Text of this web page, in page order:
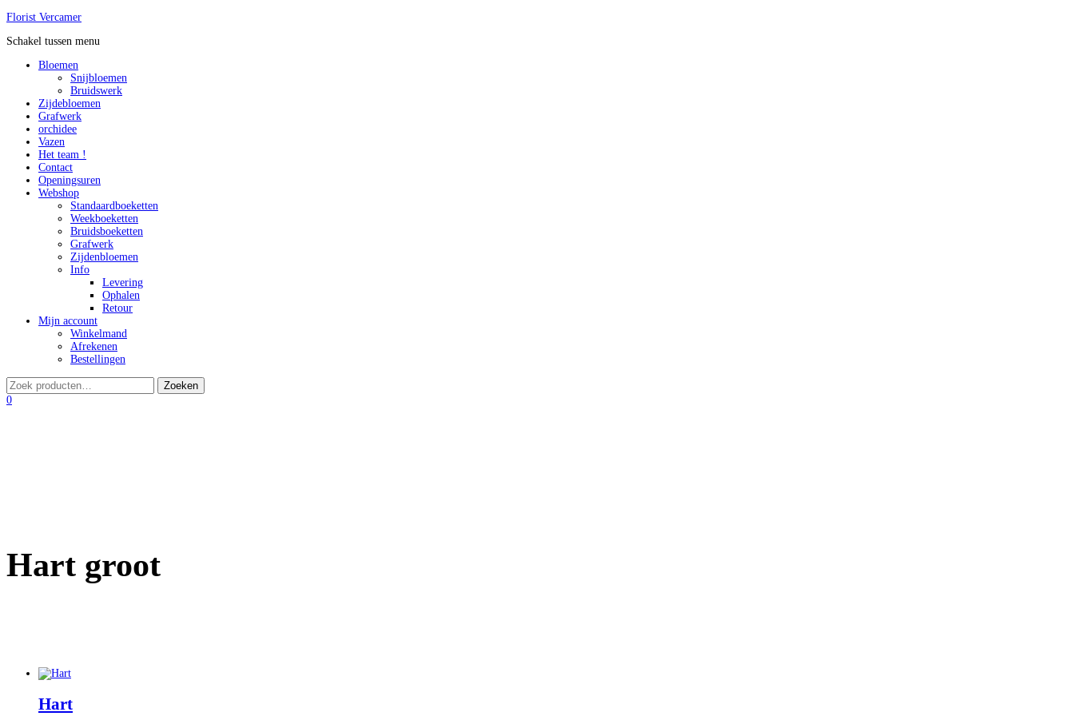
Florist Vercamer
Schakel tussen menu
Bloemen
Snijbloemen
Bruidswerk
Zijdebloemen
Grafwerk
orchidee
Vazen
Het team !
Contact
Openingsuren
Webshop
Standaardboeketten
Weekboeketten
Bruidsboeketten
Grafwerk
Zijdenbloemen
Info
Levering
Ophalen
Retour
Mijn account
Winkelmand
Afrekenen
Bestellingen
0
Hart groot
Hart